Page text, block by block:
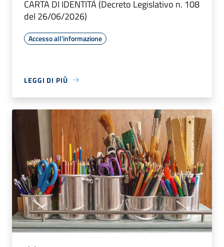
CARTA DI IDENTITÀ (Decreto Legislativo n. 108
del 26/06/2026)
Accesso all'informazione
LEGGI DI PIÙ